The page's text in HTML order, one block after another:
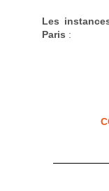
Les
Paris :